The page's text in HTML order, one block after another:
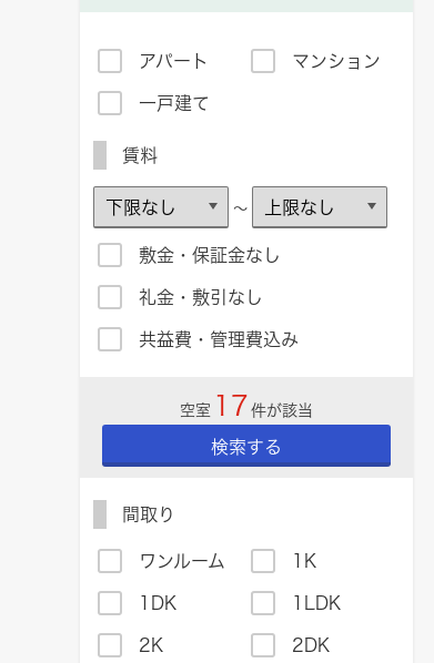
アパート マンション
一戸建て
賃料
～
敷金・保証金なし
礼金・敷引なし
共益費・管理費込み
空室 17 件が該当
検索する
間取り
ワンルーム 1K
1DK 1LDK
2K 2DK